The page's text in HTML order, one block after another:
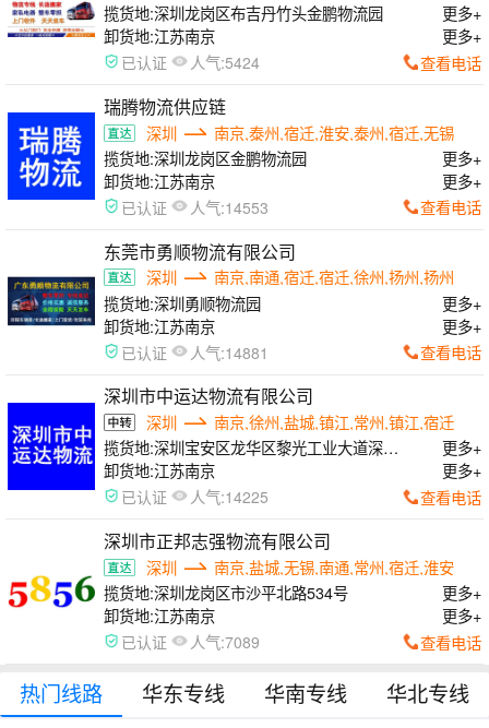
揽货地:深圳龙岗区布吉丹竹头金鹏物流园
更多+
卸货地:江苏南京 更多+
已认证 人气:5424 查看电话
瑞腾物流供应链
深圳
南京,泰州,宿迁,淮安,泰州,宿迁,无锡
揽货地:深圳龙岗区金鹏物流园
更多+
卸货地:江苏南京 更多+
已认证 人气:14553 查看电话
东莞市勇顺物流有限公司
深圳
南京,南通,宿迁,宿迁,徐州,扬州,扬州
揽货地:深圳勇顺物流园
更多+
卸货地:江苏南京 更多+
已认证 人气:14881 查看电话
深圳市中运达物流有限公司
深圳
南京,徐州,盐城,镇江,常州,镇江,宿迁
揽货地:深圳宝安区龙华区黎光工业大道深国
际华通源物流中心
更多+
卸货地:江苏南京 更多+
已认证 人气:14225 查看电话
深圳市正邦志强物流有限公司
深圳
南京,盐城,无锡,南通,常州,宿迁,淮安
揽货地:深圳龙岗区市沙平北路534号
更多+
卸货地:江苏南京 更多+
已认证 人气:7089 查看电话
热门线路 华东专线 华南专线 华北专线